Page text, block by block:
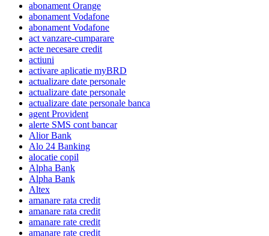
abonament Orange
abonament Vodafone
abonament Vodafone
act vanzare-cumparare
acte necesare credit
actiuni
activare aplicatie myBRD
actualizare date personale
actualizare date personale
actualizare date personale banca
agent Provident
alerte SMS cont bancar
Alior Bank
Alo 24 Banking
alocatie copil
Alpha Bank
Alpha Bank
Altex
amanare rata credit
amanare rata credit
amanare rate credit
amanare rate credit